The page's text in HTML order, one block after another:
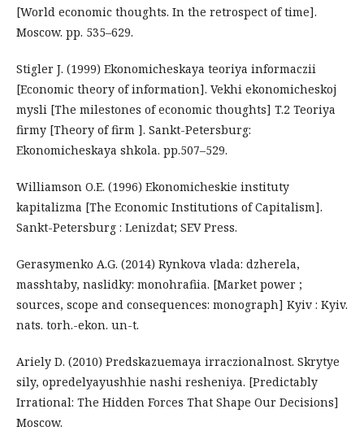
[World economic thoughts. In the retrospect of time].
Moscow. pp. 535–629.
Stigler J. (1999) Ekonomicheskaya teoriya informaczii
[Economic theory of information]. Vekhi ekonomicheskoj
mysli [The milestones of economic thoughts] T.2 Teoriya
firmy [Theory of firm ]. Sankt-Petersburg:
Ekonomicheskaya shkola. pp.507–529.
Williamson O.E. (1996) Ekonomicheskie instituty
kapitalizma [The Economic Institutions of Capitalism].
Sankt-Petersburg : Lenizdat; SEV Press.
Gerasymenko A.G. (2014) Rynkova vlada: dzherela,
masshtaby, naslidky: monohrafiia. [Market power ;
sources, scope and consequences: monograph] Kyiv : Kyiv.
nats. torh.-ekon. un-t.
Ariely D. (2010) Predskazuemaya irraczionalnost. Skrytye
sily, opredelyayushhie nashi resheniya. [Predictably
Irrational: The Hidden Forces That Shape Our Decisions]
Moscow.